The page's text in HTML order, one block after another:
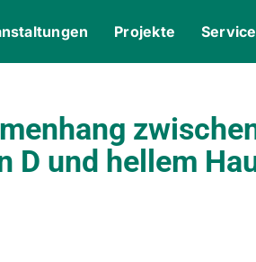
Projekte Service
D und hellem